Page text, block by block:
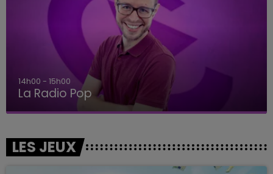
14h00 - 15h00
La Radio Pop
LES JEUX